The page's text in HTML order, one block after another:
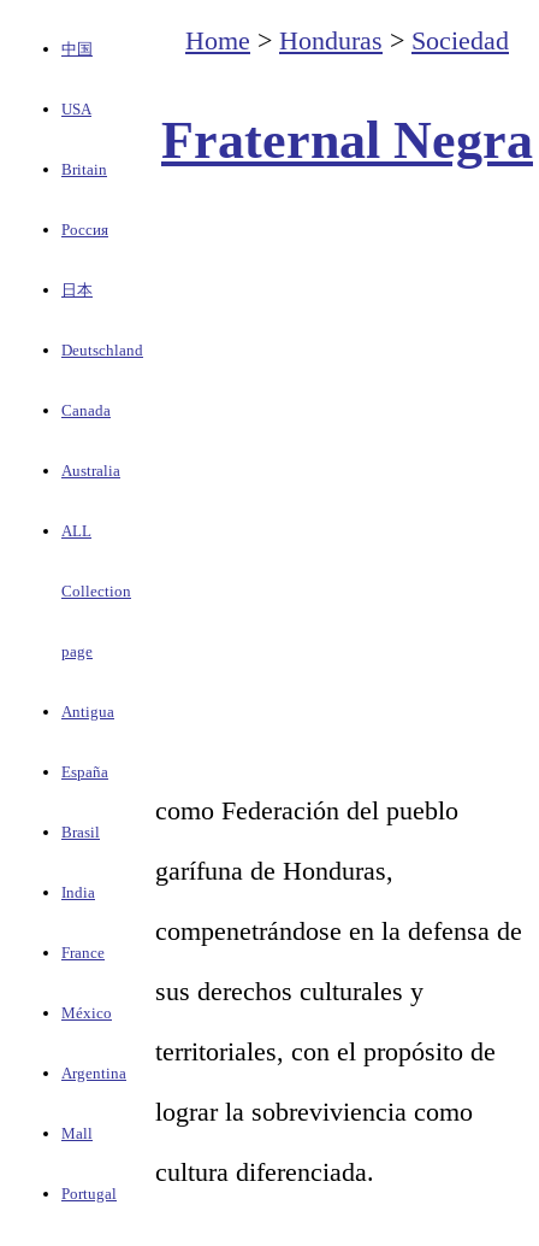
中国
USA
Britain
Россия
日本
Deutschland
Canada
Australia
ALL
Collection
page
Antigua
España
Brasil
India
France
México
Argentina
Mall
Portugal
Home > Honduras > Sociedad
Fraternal Negra
como Federación del pueblo
garífuna de Honduras,
compenetrándose en la defensa de
sus derechos culturales y
territoriales, con el propósito de
lograr la sobreviviencia como
cultura diferenciada.